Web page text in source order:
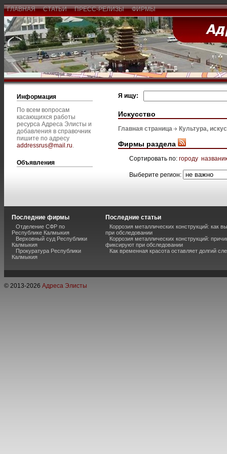
ГЛАВНАЯ СТАТЬИ ПРЕСС-РЕЛИЗЫ ФИРМЫ
Информация
По всем вопросам
касающихся работы
ресурса Адреса Элисты и
добавления в справочник
пишите по адресу
addressrus@mail.ru.
Объявления
Я ищу:
Искусство
Главная страница Культура,
Фирмы раздела
Сортировать по: городу
Выберите регион:
Последние фирмы
Отделение СФР по
Республике Калмыкия
Верховный суд Республики
Калмыкия
Прокуратура Республики
Калмыкия
Последние статьи
Коррозия металлических конструкций: как
при обследовании
Коррозия металлических конструкций:
фиксируют при обследовании
Как временная красота оставляет долгий
© 2013-2026 Адреса Элисты